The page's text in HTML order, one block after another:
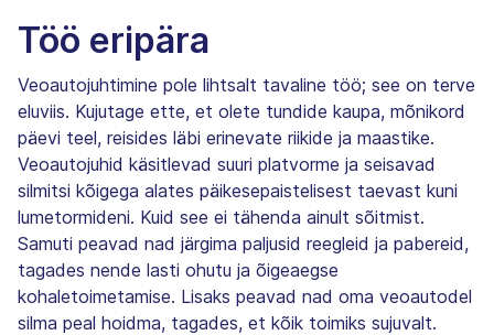
Töö eripära
Veoautojuhtimine pole lihtsalt tavaline töö; see on terve
eluviis. Kujutage ette, et olete tundide kaupa, mõnikord
päevi teel, reisides läbi erinevate riikide ja maastike.
Veoautojuhid käsitlevad suuri platvorme ja seisavad
silmitsi kõigega alates päikesepaistelisest taevast kuni
lumetormideni. Kuid see ei tähenda ainult sõitmist.
Samuti peavad nad järgima paljusid reegleid ja pabereid,
tagades nende lasti ohutu ja õigeaegse
kohaletoimetamise. Lisaks peavad nad oma veoautodel
silma peal hoidma, tagades, et kõik toimiks sujuvalt.